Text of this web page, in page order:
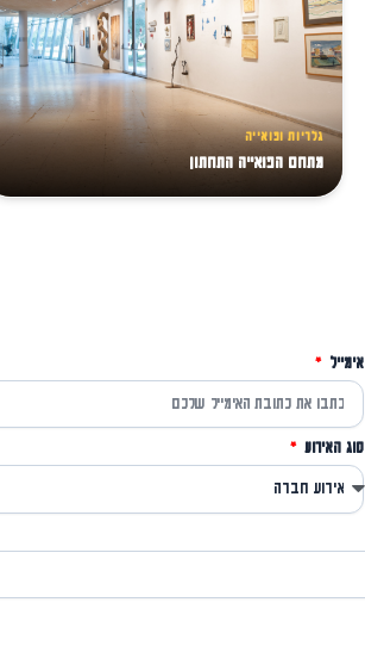
גלריות ופואייה
מתחם הפואייה התחתון
אימייל
סוג האירוע